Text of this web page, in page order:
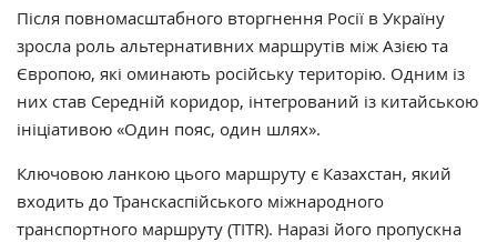
Після повномасштабного вторгнення Росії в Україну
зросла роль альтернативних маршрутів між Азією та
Європою, які оминають російську територію. Одним із
них став Середній коридор, інтегрований із китайською
ініціативою «Один пояс, один шлях».
Ключовою ланкою цього маршруту є Казахстан, який
входить до Транскаспійського міжнародного
транспортного маршруту (TITR). Наразі його пропускна